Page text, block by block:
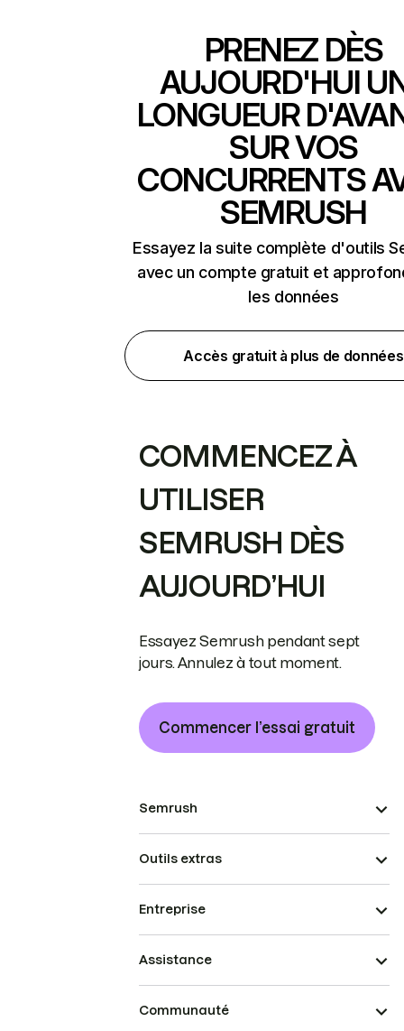
PRENEZ DÈS
AUJOURD'HUI
LONGUEUR
SUR VOS
CONCURRENTS
SEMRUSH
Essayez la suite complète d'outils
avec un compte gratuit et
les données
Accès gratuit à plus de données
COMMENCEZ À
UTILISER
SEMRUSH DÈS
AUJOURD’HUI
Essayez Semrush pendant sept
jours. Annulez à tout moment.
Commencer l’essai gratuit
Semrush
Outils extras
Entreprise
Assistance
Communauté